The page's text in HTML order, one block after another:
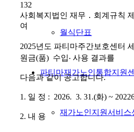
월식단표
파티마재가노인통합지원
재가노인지원서비스
132
사회복지법인 재무 ․ 회계규칙
여
2025년도 파티마주간보호센터
원금(품) 수입‧ 사용 결과를
다음과 같이 공고합니다.
1. 일 정 : 2026. 3. 31.(화) ~
2. 내 용